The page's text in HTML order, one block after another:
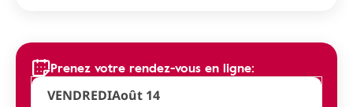
Prenez votre rendez-vous en ligne:
VENDREDIAoût 14